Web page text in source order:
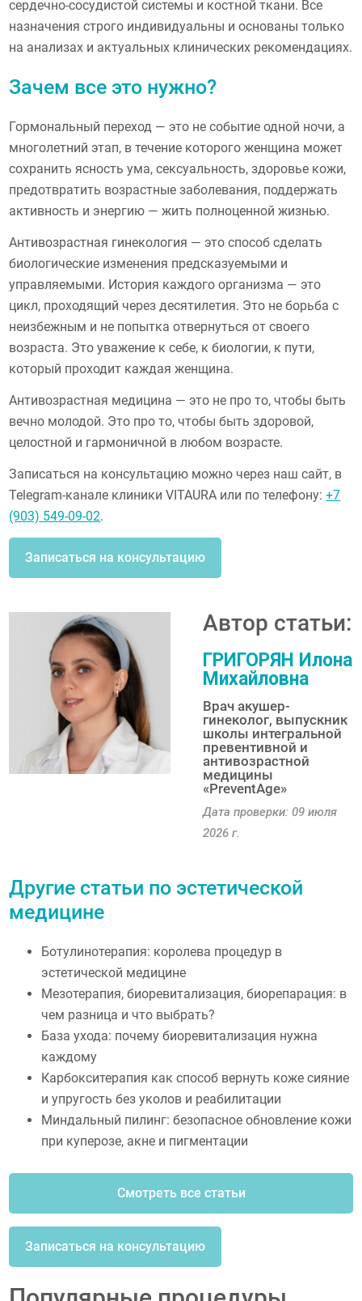
сердечно-сосудистой системы и костной ткани. Все
назначения строго индивидуальны и основаны только
на анализах и актуальных клинических рекомендациях.
Зачем все это нужно?
Гормональный переход — это не событие одной ночи, а
многолетний этап, в течение которого женщина может
сохранить ясность ума, сексуальность, здоровье кожи,
предотвратить возрастные заболевания, поддержать
активность и энергию — жить полноценной жизнью.
Антивозрастная гинекология — это способ сделать
биологические изменения предсказуемыми и
управляемыми. История каждого организма — это
цикл, проходящий через десятилетия. Это не борьба с
неизбежным и не попытка отвернуться от своего
возраста. Это уважение к себе, к биологии, к пути,
который проходит каждая женщина.
Антивозрастная медицина — это не про то, чтобы быть
вечно молодой. Это про то, чтобы быть здоровой,
целостной и гармоничной в любом возрасте.
Записаться на консультацию можно через наш сайт, в
Telegram-канале клиники VITAURA или по телефону:+7
(903) 549-09-02.
Записаться на консультацию
Автор статьи:
ГРИГОРЯН Илона
Михайловна
Врач акушер-
гинеколог, выпускник
школы интегральной
превентивной и
антивозрастной
медицины
«PreventAge»
Дата проверки: 09 июля
2026 г.
Другие статьи по эстетической
медицине
Ботулинотерапия: королева процедур в
эстетической медицине
Мезотерапия, биоревитализация, биорепарация: в
чем разница и что выбрать?
База ухода: почему биоревитализация нужна
каждому
Карбокситерапия как способ вернуть коже сияние
и упругость без уколов и реабилитации
Миндальный пилинг: безопасное обновление кожи
при куперозе, акне и пигментации
Смотреть все статьи
Записаться на консультацию